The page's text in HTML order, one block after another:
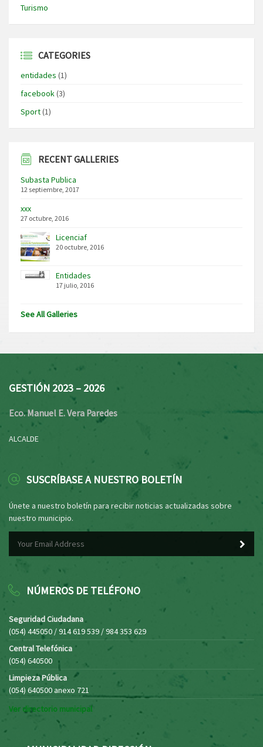
Turismo
CATEGORIES
entidades (1)
facebook(3)
Sport(1)
RECENT GALLERIES
Subasta Publica
12 septiembre, 2017
xxx
27 octubre, 2016
Licenciaf
20 octubre, 2016
Entidades
17 julio, 2016
See All Galleries
GESTIÓN 2023 – 2026
Eco. Manuel E. Vera Paredes
ALCALDE
SUSCRÍBASE A NUESTRO BOLETÍN
Únete a nuestro boletín para recibir noticias actualizadas sobre
nuestro municipio.
NÚMEROS DE TELÉFONO
Seguridad Ciudadana
(054) 445050 / 914 619 539 / 984 353 629
Central Telefónica
(054) 640500
Limpieza Pública
(054) 640500 anexo 721
Ver directorio municipal